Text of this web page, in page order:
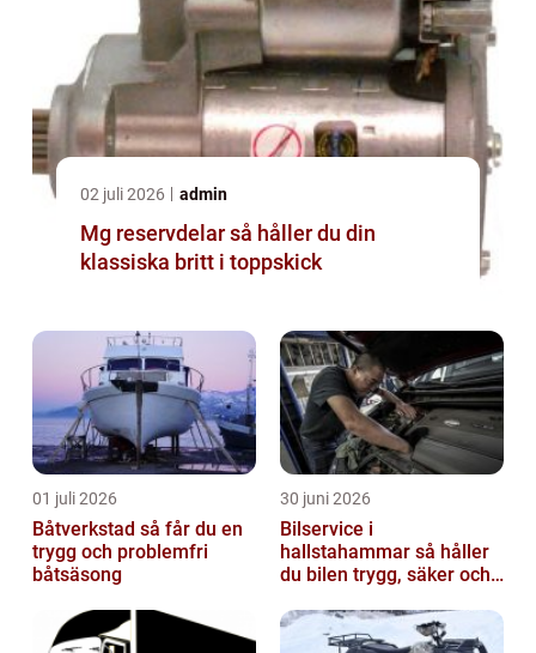
02 juli 2026 admin
Mg reservdelar så håller du din
klassiska britt i toppskick
01 juli 2026
Båtverkstad så får du en
trygg och problemfri
båtsäsong
30 juni 2026
Bilservice i
hallstahammar så håller
du bilen trygg, säker och